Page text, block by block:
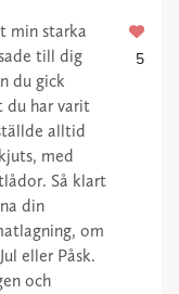
min starka
till dig
du gick
du har varit
alltid
med
Så klart
din
om
eller Påsk.
och
5